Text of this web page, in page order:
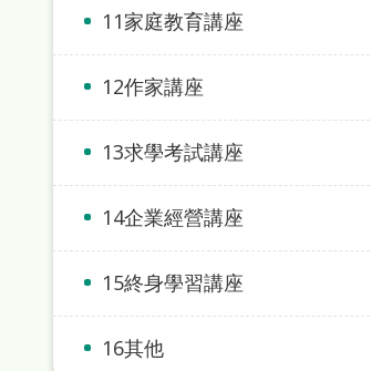
11家庭教育講座
12作家講座
13求學考試講座
14企業經營講座
15終身學習講座
16其他